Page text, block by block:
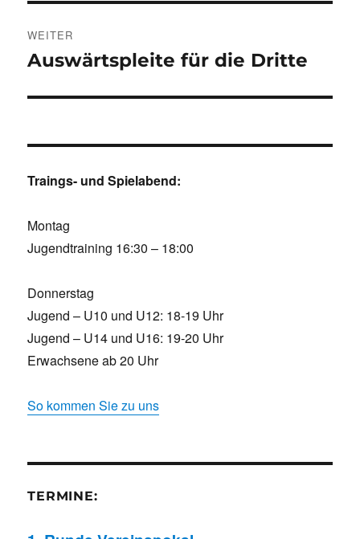
WEITER
Nächster
Auswärtspleite für die Dritte
Traings- und Spielabend:
Montag
Jugendtraining 16:30 – 18:00
Donnerstag
Jugend – U10 und U12: 18-19 Uhr
Jugend – U14 und U16: 19-20 Uhr
Erwachsene ab 20 Uhr
So kommen Sie zu uns
TERMINE: